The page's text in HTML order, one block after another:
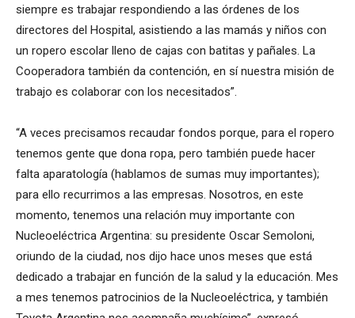
siempre es trabajar respondiendo a las órdenes de los
directores del Hospital, asistiendo a las mamás y niños con
un ropero escolar lleno de cajas con batitas y pañales. La
Cooperadora también da contención, en sí nuestra misión de
trabajo es colaborar con los necesitados”.
“A veces precisamos recaudar fondos porque, para el ropero
tenemos gente que dona ropa, pero también puede hacer
falta aparatología (hablamos de sumas muy importantes);
para ello recurrimos a las empresas. Nosotros, en este
momento, tenemos una relación muy importante con
Nucleoeléctrica Argentina: su presidente Oscar Semoloni,
oriundo de la ciudad, nos dijo hace unos meses que está
dedicado a trabajar en función de la salud y la educación. Mes
a mes tenemos patrocinios de la Nucleoeléctrica, y también